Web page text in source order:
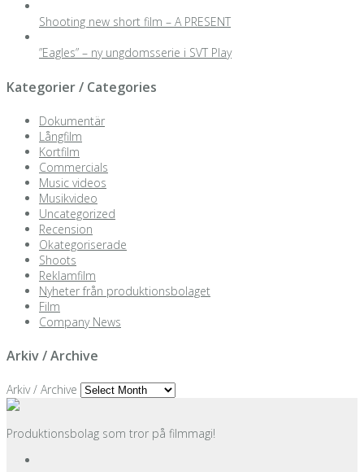
Shooting new short film – A PRESENT
”Eagles” – ny ungdomsserie i SVT Play
Kategorier / Categories
Dokumentär
Långfilm
Kortfilm
Commercials
Music videos
Musikvideo
Uncategorized
Recension
Okategoriserade
Shoots
Reklamfilm
Nyheter från produktionsbolaget
Film
Company News
Arkiv / Archive
Arkiv / Archive
Produktionsbolag som tror på filmmagi!